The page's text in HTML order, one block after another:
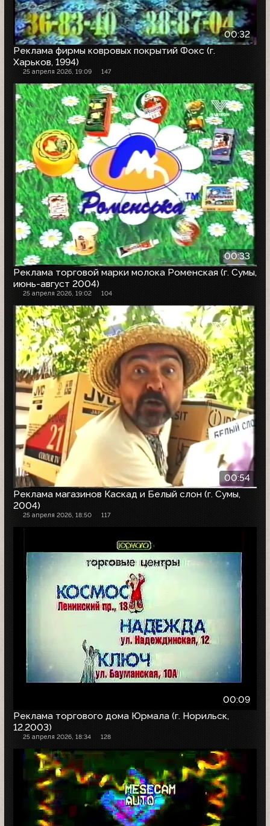
00:32
Реклама фирмы ковровых покрытий Фокс (г.
Харьков, 1994)
25 апреля 2026, 19:09 147
00:33
Реклама торговой марки молока Роменская (г. Сумы,
июнь-август 2004)
25 апреля 2026, 19:02 104
00:54
Реклама магазинов Каскад и Белый слон (г. Сумы,
2004)
25 апреля 2026, 18:50 117
00:09
Реклама торгового дома Юрмала (г. Норильск,
12.2003)
25 апреля 2026, 18:34 128